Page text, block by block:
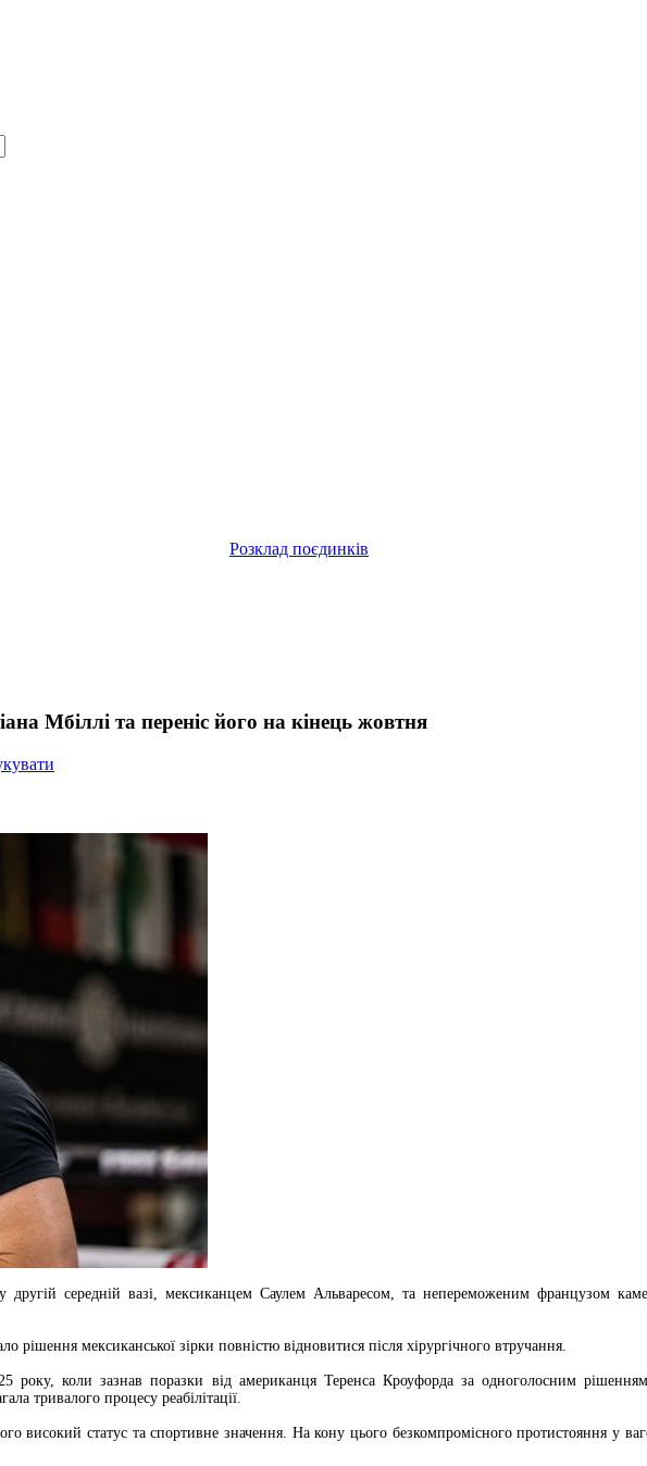
Розклад поєдинків
Мбіллі та переніс його на кінець жовтня
середній вазі, мексиканцем Саулем Альваресом, та непереможеним французом
мексиканської зірки повністю відновитися після хірургічного втручання.
року, коли зазнав поразки від американця Теренса Кроуфорда за одноголосним
тривалого процесу реабілітації.
високий статус та спортивне значення. На кону цього безкомпромісного протистояння у